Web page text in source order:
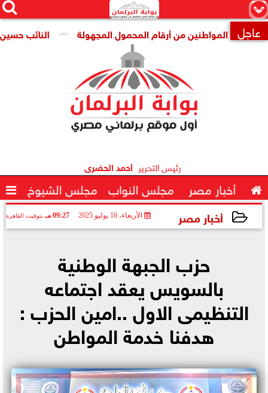
×


 عاجل النائب حسين المواطنين من أرقام المحمول المجهولة
رئيس التحرير أحمد الحضرى
 أخبار مصر مجلس النواب مجلس الشيوخ 
أخبار مصر الأربعاء، 16 يوليو 2025 09:27 مـ بتوقيت القاهرة
حزب الجبهة الوطنية
بالسويس يعقد اجتماعه
التنظيمى الاول ..امين الحزب :
هدفنا خدمة المواطن